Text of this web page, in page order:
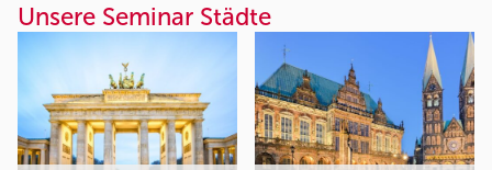
Unsere Seminar Städte